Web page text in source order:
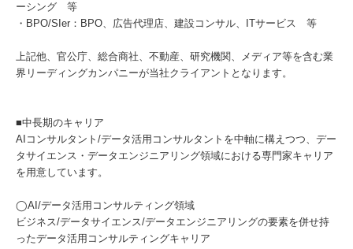
ーシング 等
・BPO/SIer：BPO、広告代理店、建設コンサル、ITサービス 等
上記他、官公庁、総合商社、不動産、研究機関、メディア等を含む業
界リーディングカンパニーが当社クライアントとなります。
■中長期のキャリア
AIコンサルタント/データ活用コンサルタントを中軸に構えつつ、デー
タサイエンス・データエンジニアリング領域における専門家キャリア
を用意しています。
◯AI/データ活用コンサルティング領域
ビジネス/データサイエンス/データエンジニアリングの要素を併せ持
ったデータ活用コンサルティングキャリア